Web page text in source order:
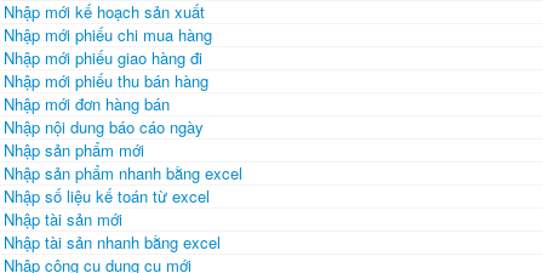
Nhập mới kế hoạch sản xuất
Nhập mới phiếu chi mua hàng
Nhập mới phiếu giao hàng đi
Nhập mới phiếu thu bán hàng
Nhập mới đơn hàng bán
Nhập nội dung báo cáo ngày
Nhập sản phẩm mới
Nhập sản phẩm nhanh bằng excel
Nhập số liệu kế toán từ excel
Nhập tài sản mới
Nhập tài sản nhanh bằng excel
Nhập công cụ dụng cụ mới